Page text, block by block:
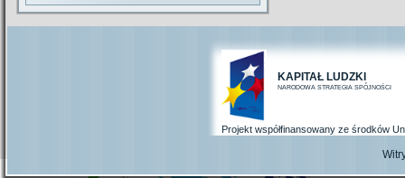
KAPITAŁ LUDZKI
NARODOWA STRATEGIA SPÓJNOŚCI
Projekt współfinansowany ze środków